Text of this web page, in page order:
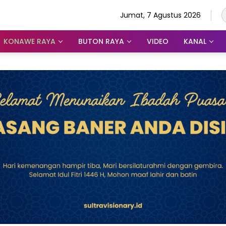
Jumat, 7 Agustus 2026
KONAWE RAYA BUTON RAYA VIDEO KANAL